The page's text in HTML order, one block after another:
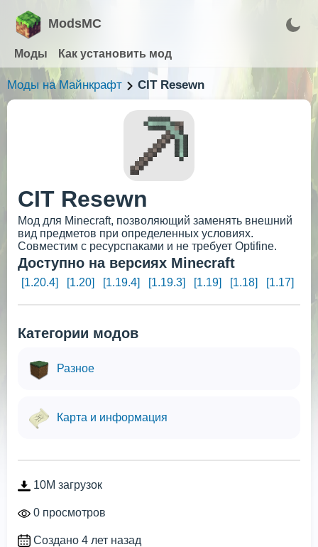
ModsMC
Моды Как установить мод
Моды на Майнкрафт CIT Resewn
CIT Resewn
Мод для Minecraft, позволяющий заменять внешний
вид предметов при определенных условиях.
Совместим с ресурспаками и не требует Optifine.
Доступно на версиях Minecraft
[1.20.4] [1.20] [1.19.4] [1.19.3] [1.19] [1.18] [1.17]
Категории модов
Разное
Карта и информация
10M загрузок
0 просмотров
Создано 4 лет назад